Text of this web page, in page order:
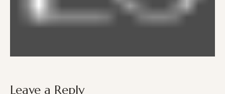
Leave a Reply